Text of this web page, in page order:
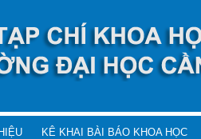
KÊ KHAI BÀI BÁO KHOA HỌC